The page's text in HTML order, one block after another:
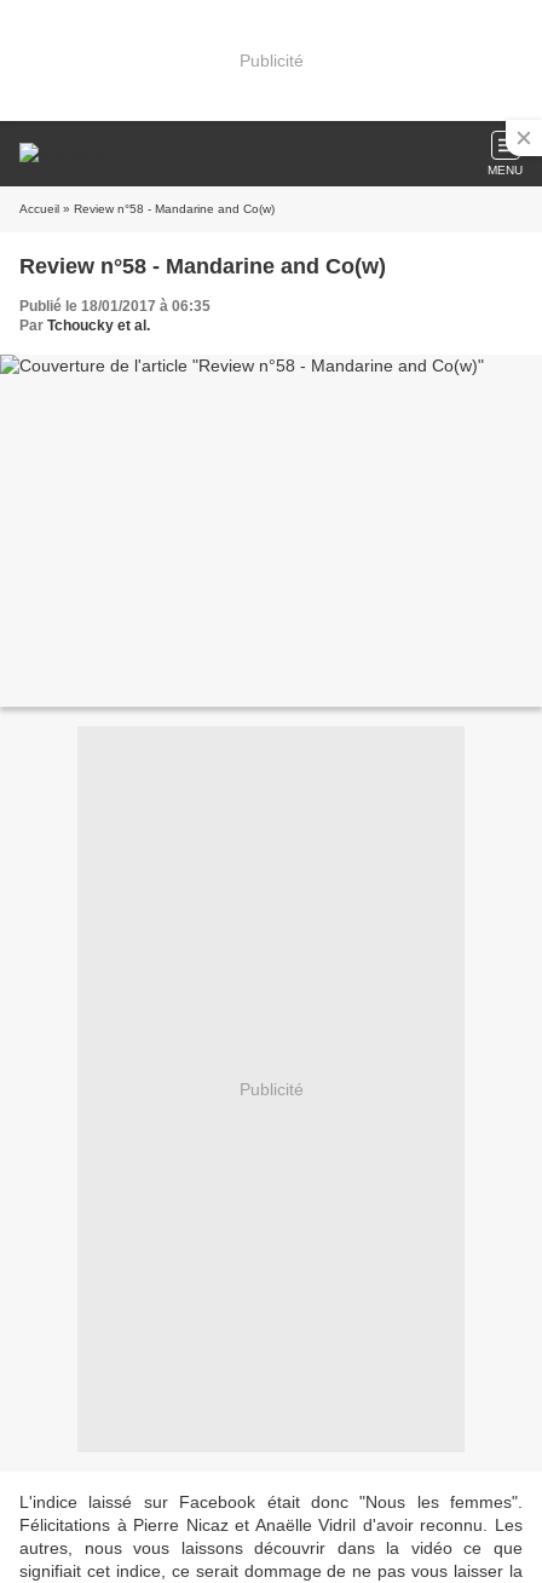
Publicité
MENU
Accueil » Review n°58 - Mandarine and Co(w)
Review n°58 - Mandarine and Co(w)
Publié le 18/01/2017 à 06:35
Par Tchoucky et al.
Publicité
L'indice laissé sur Facebook était donc "Nous les femmes".
Félicitations à Pierre Nicaz et Anaëlle Vidril d'avoir reconnu. Les
autres, nous vous laissons découvrir dans la vidéo ce que
signifiait cet indice, ce serait dommage de ne pas vous laisser la